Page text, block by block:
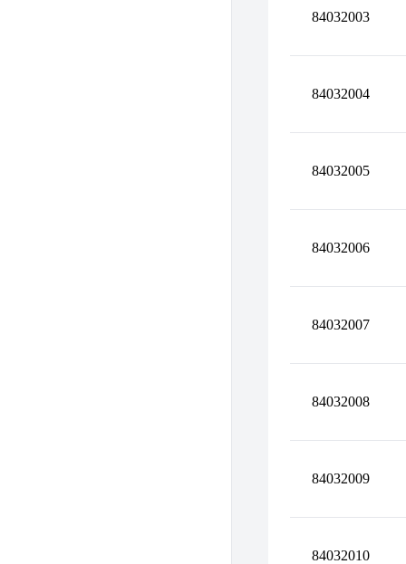
84032003
84032004
84032005
84032006
84032007
84032008
84032009
84032010